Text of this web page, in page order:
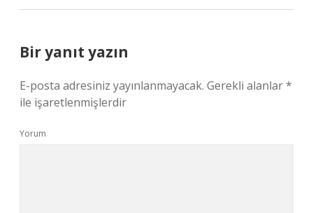
Bir yanıt yazın
E-posta adresiniz yayınlanmayacak. Gerekli alanlar*
ile işaretlenmişlerdir
Yorum